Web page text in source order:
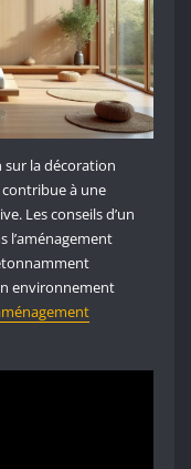
sur la décoration
à une
Les conseils d’un
l’aménagement
environnement